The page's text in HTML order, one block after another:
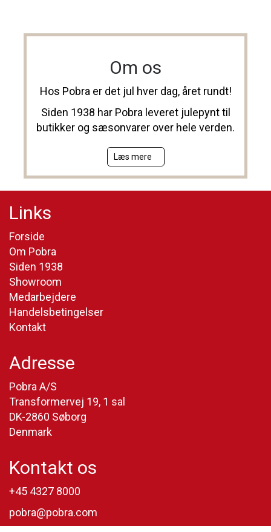
Om os
Hos Pobra er det jul hver dag, året rundt!
Siden 1938 har Pobra leveret julepynt til
butikker og sæsonvarer over hele verden.
Læs mere
Links
Forside
Om Pobra
Siden 1938
Showroom
Medarbejdere
Handelsbetingelser
Kontakt
Adresse
Pobra A/S
Transformervej 19, 1 sal
DK-2860 Søborg
Denmark
Kontakt os
+45 4327 8000
pobra@pobra.com